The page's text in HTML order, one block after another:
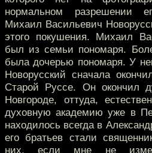
нормальном разрешении
Михаил Васильевич
этого покушения. Михаил
был из семьи пономаря.
была дочерью пономаря. У
Новорусский сначала
Старой Руссе. Он окончил
Новгороде, оттуда,
духовную академию уже в
находилось всегда в
его братьев стали
них, если мне не